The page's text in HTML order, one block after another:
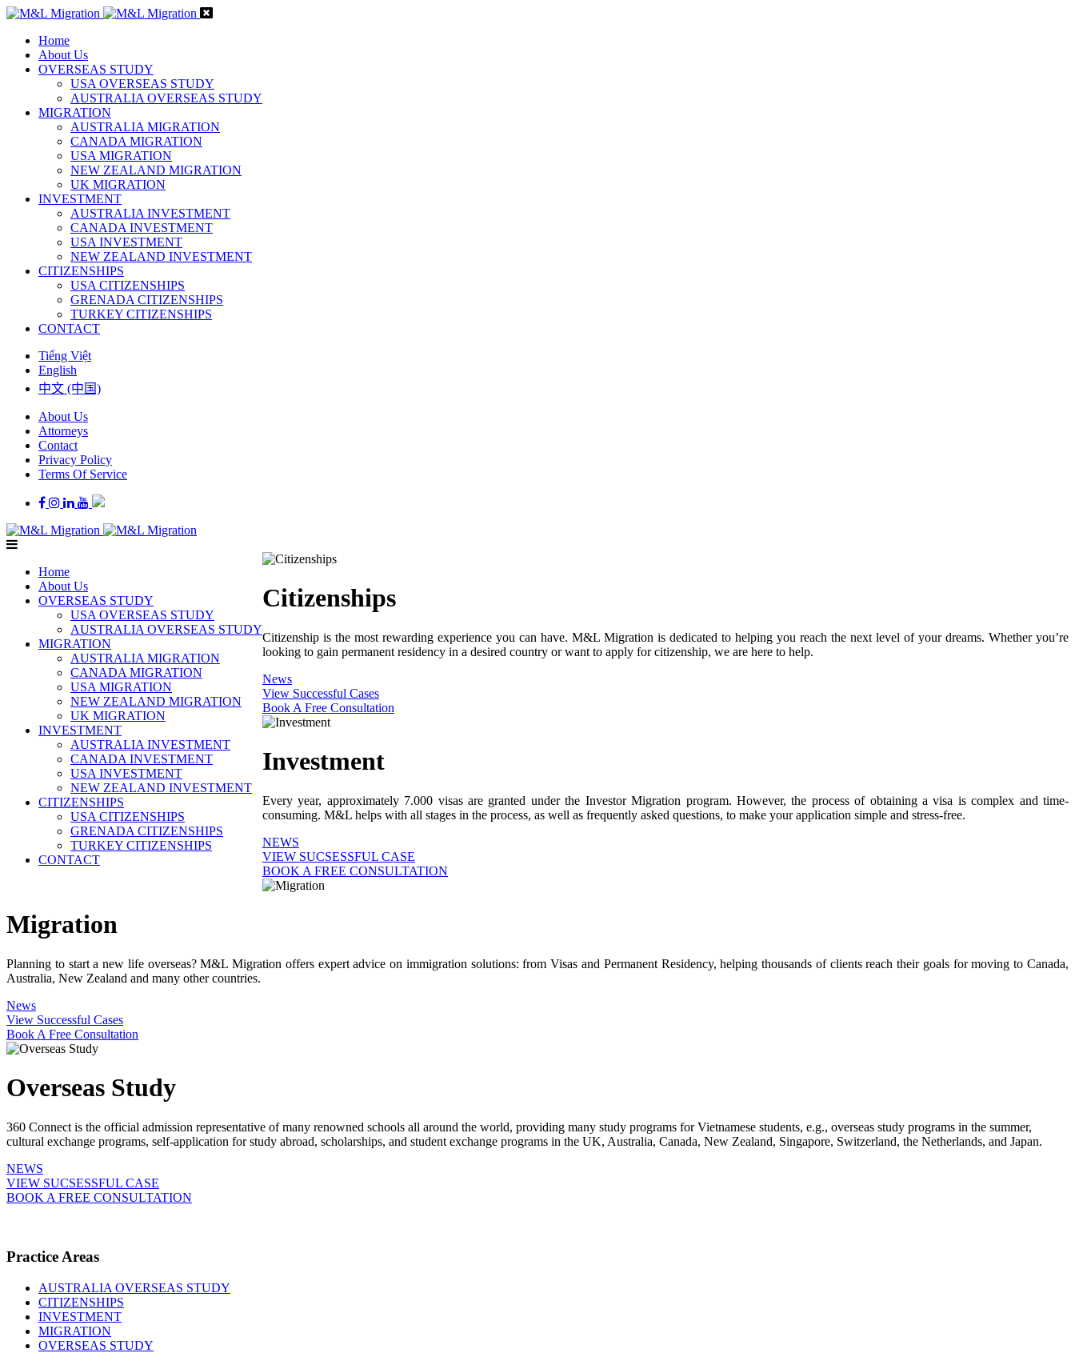
Home
About Us
OVERSEAS STUDY
USA OVERSEAS STUDY
AUSTRALIA OVERSEAS STUDY
MIGRATION
AUSTRALIA MIGRATION
CANADA MIGRATION
USA MIGRATION
NEW ZEALAND MIGRATION
UK MIGRATION
INVESTMENT
AUSTRALIA INVESTMENT
CANADA INVESTMENT
USA INVESTMENT
NEW ZEALAND INVESTMENT
CITIZENSHIPS
USA CITIZENSHIPS
GRENADA CITIZENSHIPS
TURKEY CITIZENSHIPS
CONTACT
Tiếng Việt
English
中文 (中国)
About Us
Attorneys
Contact
Privacy Policy
Terms Of Service
Home
About Us
OVERSEAS STUDY
USA OVERSEAS STUDY
AUSTRALIA OVERSEAS STUDY
MIGRATION
AUSTRALIA MIGRATION
CANADA MIGRATION
USA MIGRATION
NEW ZEALAND MIGRATION
UK MIGRATION
INVESTMENT
AUSTRALIA INVESTMENT
CANADA INVESTMENT
USA INVESTMENT
NEW ZEALAND INVESTMENT
CITIZENSHIPS
USA CITIZENSHIPS
GRENADA CITIZENSHIPS
TURKEY CITIZENSHIPS
CONTACT
Citizenships
Citizenship is the most rewarding experience you can have. M&L Migration is dedicated to helping you reach the next level of your dreams. Whether you’re
looking to gain permanent residency in a desired country or want to apply for citizenship, we are here to help.
News
View Successful Cases
Book A Free Consultation
Investment
Every year, approximately 7.000 visas are granted under the Investor Migration program. However, the process of obtaining a visa is complex and time-
consuming. M&L helps with all stages in the process, as well as frequently asked questions, to make your application simple and stress-free.
NEWS
VIEW SUCSESSFUL CASE
BOOK A FREE CONSULTATION
Migration
Planning to start a new life overseas? M&L Migration offers expert advice on immigration solutions: from Visas and Permanent Residency, helping thousands of clients reach their goals for moving to Canada,
Australia, New Zealand and many other countries.
News
View Successful Cases
Book A Free Consultation
Overseas Study
360 Connect is the official admission representative of many renowned schools all around the world, providing many study programs for Vietnamese students, e.g., overseas study programs in the summer,
cultural exchange programs, self-application for study abroad, scholarships, and student exchange programs in the UK, Australia, Canada, New Zealand, Singapore, Switzerland, the Netherlands, and Japan.
NEWS
VIEW SUCSESSFUL CASE
BOOK A FREE CONSULTATION
Practice Areas
AUSTRALIA OVERSEAS STUDY
CITIZENSHIPS
INVESTMENT
MIGRATION
OVERSEAS STUDY